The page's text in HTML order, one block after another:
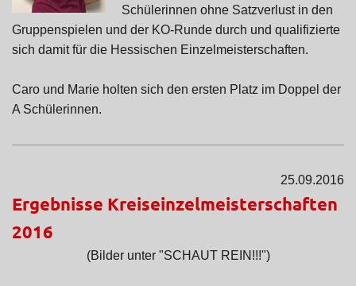
Schülerinnen ohne Satzverlust in den
Gruppenspielen und der KO-Runde durch und qualifizierte
sich damit für die Hessischen Einzelmeisterschaften.
Caro und Marie holten sich den ersten Platz im Doppel der
A Schülerinnen.
25.09.2016
Ergebnisse Kreiseinzelmeisterschaften
2016
(Bilder unter "SCHAUT REIN!!!")